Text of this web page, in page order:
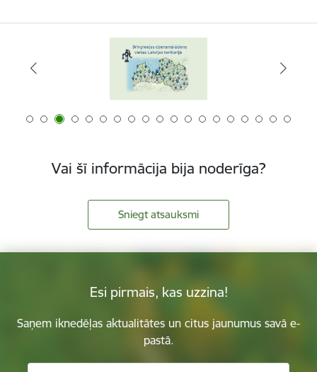
Vai šī informācija bija noderīga?
Sniegt atsauksmi
Esi pirmais, kas uzzina!
Saņem iknedēļas aktualitātes un citus jaunumus savā e-
pastā.